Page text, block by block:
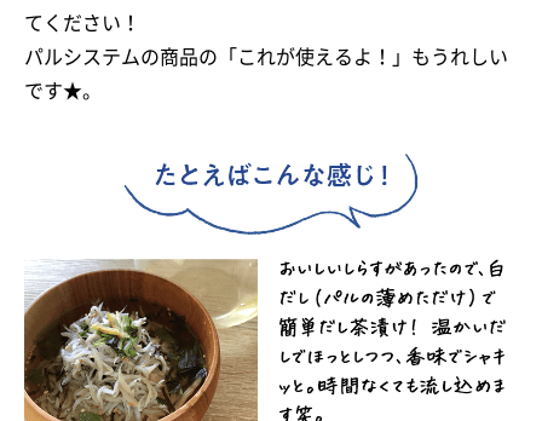
てください！
パルシステムの商品の「これが使えるよ！」もうれしい
です★。